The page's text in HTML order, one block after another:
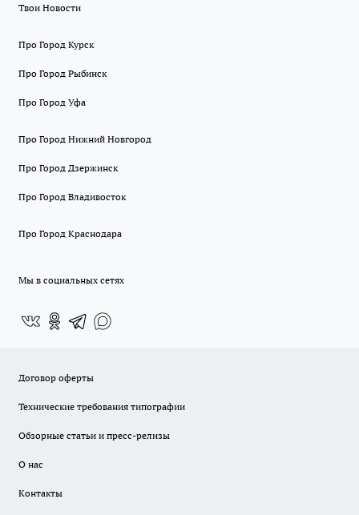
Твои Новости
Про Город Курск
Про Город Рыбинск
Про Город Уфа
Про Город Нижний Новгород
Про Город Дзержинск
Про Город Владивосток
Про Город Краснодара
Мы в социальных сетях
Договор оферты
Технические требования типографии
Обзорные статьи и пресс-релизы
О нас
Контакты